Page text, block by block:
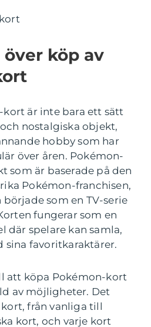
köp av
är inte bara ett sätt
nostalgiska objekt,
hobby som har
över åren. Pokémon-
som är baserade på den
Pokémon-franchisen,
som en TV-serie
fungerar som en
där spelare kan samla,
sina favoritkaraktärer.
att köpa Pokémon-kort
av möjligheter. Det
från vanliga till
kort, och varje kort